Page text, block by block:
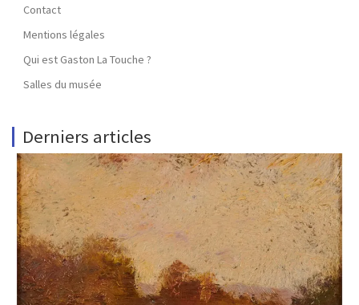
Contact
Mentions légales
Qui est Gaston La Touche ?
Salles du musée
Derniers articles